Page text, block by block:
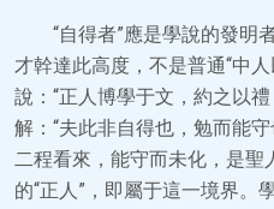
“自得者”應是學說的發明
才幹達此高度，不是普通“中
說：“正人博學于文，約之以
解：“夫此非自得也，勉而能
二程看來，能守而未化，是聖
的“正人”，即屬于這一境界。